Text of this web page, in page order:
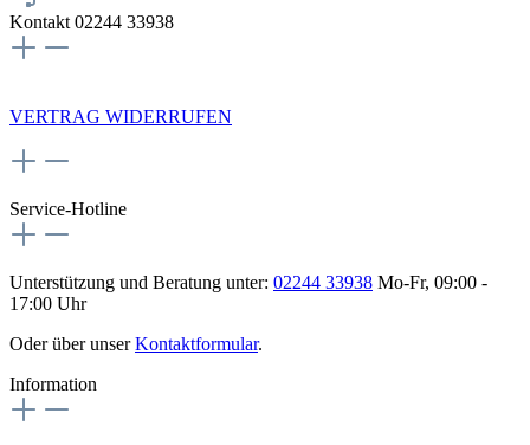
Kontakt 02244 33938
VERTRAG WIDERRUFEN
Service-Hotline
Unterstützung und Beratung unter: 02244 33938 Mo-Fr, 09:00 -
17:00 Uhr
Oder über unserKontaktformular.
Information